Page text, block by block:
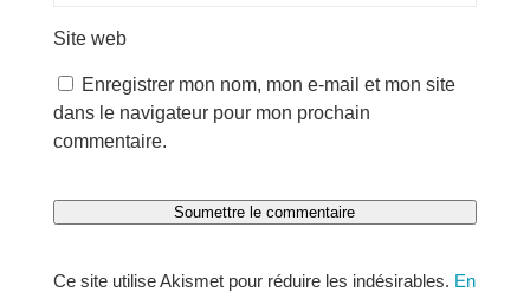
Site web
Enregistrer mon nom, mon e-mail et mon site
dans le navigateur pour mon prochain
commentaire.
Soumettre le commentaire
Ce site utilise Akismet pour réduire les indésirables. En